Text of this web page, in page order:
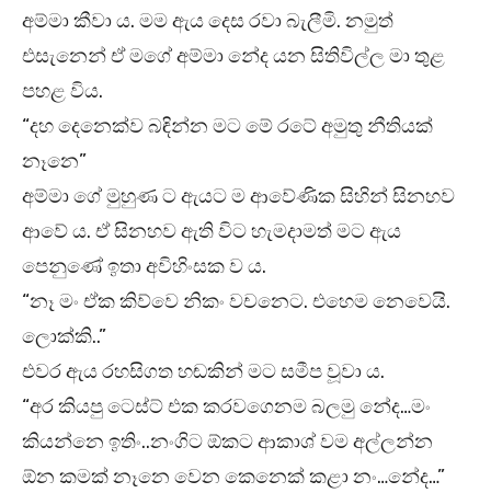
අම්මා කීවා ය. මම ඇය දෙස රවා බැලීමි. නමුත්
එසැනෙන් ඒ මගේ අම්මා නේද යන සිතිවිල්ල මා තුළ
පහළ විය.
“දහ දෙනෙක්ව බඳින්න මට මේ රටේ අමුතු නීතියක්
නෑනෙ”
අම්මා ගේ මුහුණ ට ඇයට ම ආවේණික සිහින් සිනහව
ආවේ ය. ඒ සිනහව ඇති විට හැමදාමත් මට ඇය
පෙනුණේ ඉතා අවිහිංසක ව ය.
“නෑ මං ඒක කිව්වෙ නිකං වචනෙට. එහෙම නෙවෙයි.
ලොක්කි..”
එවර ඇය රහසිගත හඬකින් මට සමීප වූවා ය.
“අර කියපු ටෙස්ට් එක කරවගෙනම බලමු නේද…මං
කියන්නෙ ඉතිං..නංගිට ඕකට ආකාශ් වම අල්ලන්න
ඕන කමක් නෑනෙ වෙන කෙනෙක් කළා නං…නේද…”